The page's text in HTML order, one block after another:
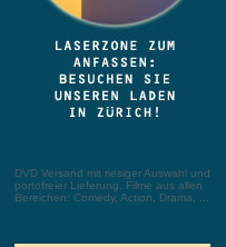
DVD Versand mit riesiger Auswahl und
portofreier Lieferung. Filme aus allen
Bereichen: Comedy, Action, Drama, ...